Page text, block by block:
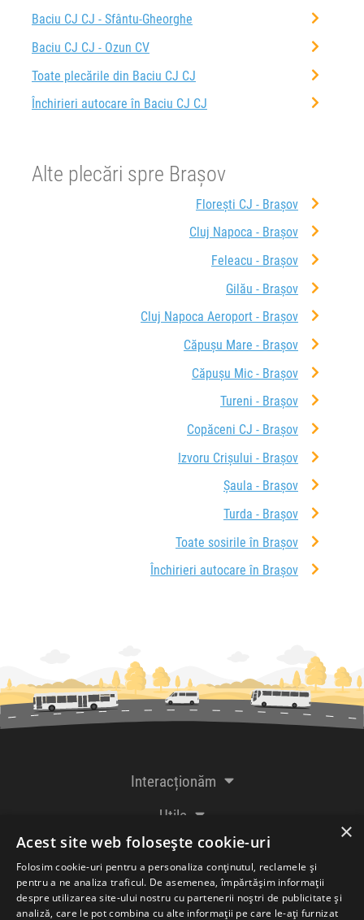
Baciu CJ CJ - Sfântu-Gheorghe
Baciu CJ CJ - Ozun CV
Toate plecările din Baciu CJ CJ
Închirieri autocare în Baciu CJ CJ
Alte plecări spre Brașov
Florești CJ - Brașov
Cluj Napoca - Brașov
Feleacu - Brașov
Gilău - Brașov
Cluj Napoca Aeroport - Brașov
Căpușu Mare - Brașov
Căpușu Mic - Brașov
Tureni - Brașov
Copăceni CJ - Brașov
Izvoru Crișului - Brașov
Șaula - Brașov
Turda - Brașov
Toate sosirile în Brașov
Închirieri autocare în Brașov
Interacționăm
Utile
De la creatorii
×
Acest site web folosește cookie-uri
Folosim cookie-uri pentru a personaliza conținutul, reclamele și
pentru a ne analiza traficul. De asemenea, împărtășim informații
despre utilizarea site-ului nostru cu partenerii noștri de publicitate și
analiză, care le pot combina cu alte informații pe care le-ați furnizat